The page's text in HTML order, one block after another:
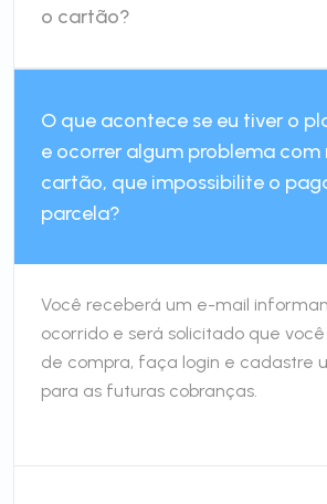
o cartão?
O que acontece se eu tiver o
e ocorrer algum problema com
cartão, que impossibilite o
parcela?
Você receberá um e-mail
ocorrido e será solicitado que
de compra, faça login e cadastre
para as futuras cobranças.